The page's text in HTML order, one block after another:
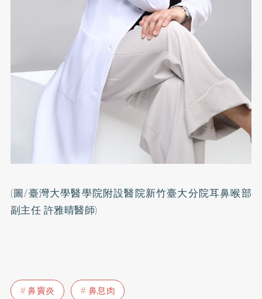
(圖/臺灣大學醫學院附設醫院新竹臺大分院耳鼻喉部
副主任 許雅晴醫師)
鼻竇炎
鼻息肉